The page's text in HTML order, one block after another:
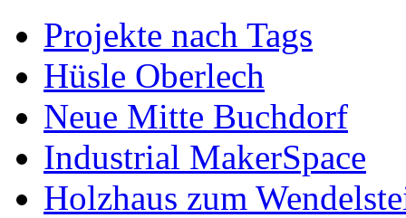
Projekte nach Tags
Hüsle Oberlech
Neue Mitte Buchdorf
Industrial MakerSpace
Holzhaus zum